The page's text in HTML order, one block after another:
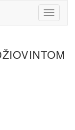
Toggle